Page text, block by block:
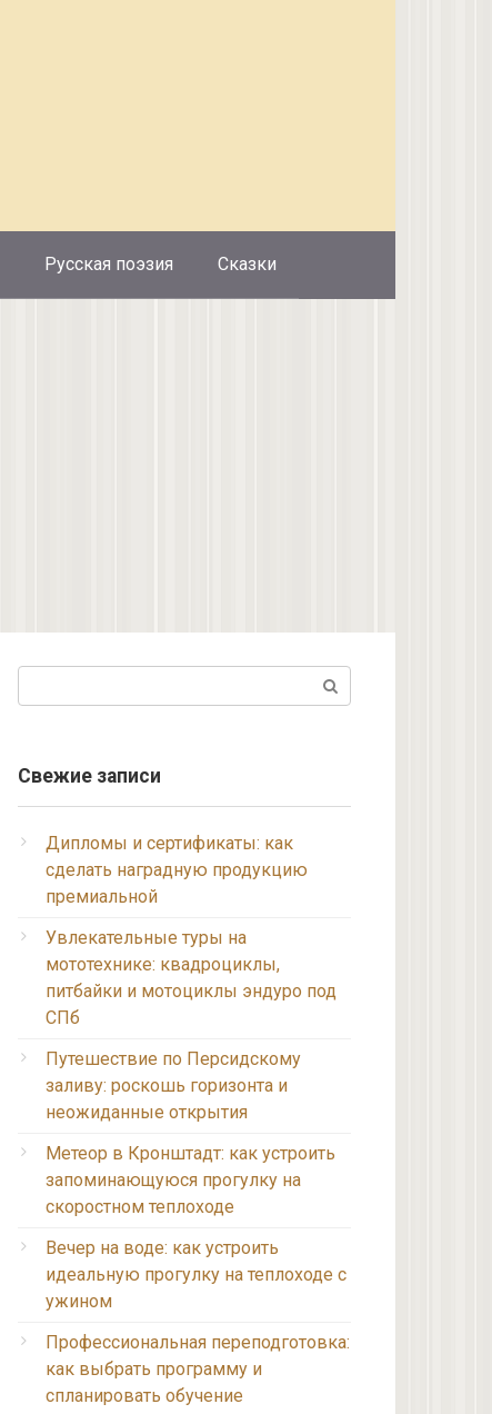
Русская поэзия Сказки
Свежие записи
Дипломы и сертификаты: как
сделать наградную продукцию
премиальной
Увлекательные туры на
мототехнике: квадроциклы,
питбайки и мотоциклы эндуро под
СПб
Путешествие по Персидскому
заливу: роскошь горизонта и
неожиданные открытия
Метеор в Кронштадт: как устроить
запоминающуюся прогулку на
скоростном теплоходе
Вечер на воде: как устроить
идеальную прогулку на теплоходе с
ужином
Профессиональная переподготовка:
как выбрать программу и
спланировать обучение